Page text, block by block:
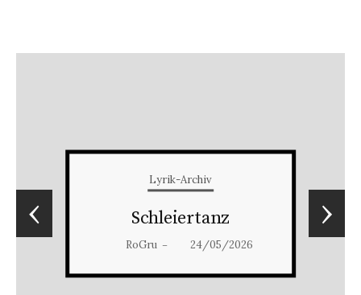
Lyrik-Archiv
Schleiertanz
RoGru – 24/05/2026
‹ ›